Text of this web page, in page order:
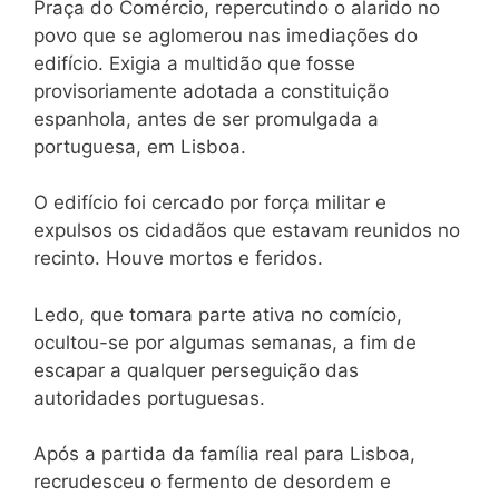
Praça do Comércio, repercutindo o alarido no
povo que se aglomerou nas imediações do
edifício. Exigia a multidão que fosse
provisoriamente adotada a constituição
espanhola, antes de ser promulgada a
portuguesa, em Lisboa.
O edifício foi cercado por força militar e
expulsos os cidadãos que estavam reunidos no
recinto. Houve mortos e feridos.
Ledo, que tomara parte ativa no comício,
ocultou-se por algumas semanas, a fim de
escapar a qualquer perseguição das
autoridades portuguesas.
Após a partida da família real para Lisboa,
recrudesceu o fermento de desordem e